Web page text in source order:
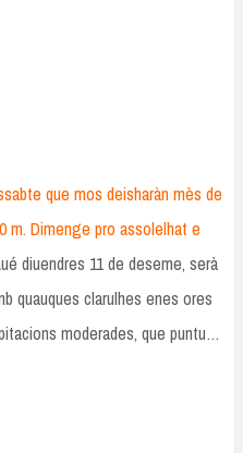
que mos deisharàn mès de
m. Dimenge pro assolelhat e
diuendres 11 de deseme, serà
quauques clarulhes enes ores
moderades, que puntu…